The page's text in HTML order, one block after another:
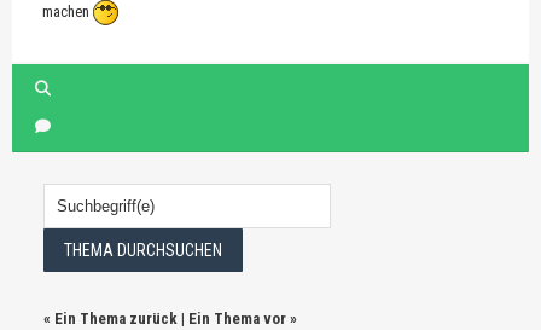
machen
« Ein Thema zurück | Ein Thema vor »